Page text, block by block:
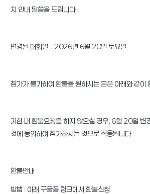
지 안내 말씀을 드립니다.
변경된 대회일 : 2026년 6월 20일 토요일
참가가 불가하여 환불을 원하시는 분은 아래와 같이
기한 내 환불요청을 하지 않으실 경우, 6월 20일 변
것에 동의하여 참가하시는 것으로 적용됩니다
환불안내
방법 : 아래 구글폼 링크에서 환불신청